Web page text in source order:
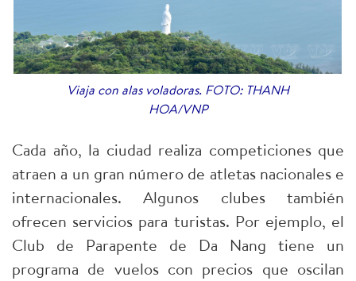
Viaja con alas voladoras. FOTO: THANH
HOA/VNP
Cada año, la ciudad realiza competiciones que
atraen a un gran número de atletas nacionales e
internacionales. Algunos clubes también
ofrecen servicios para turistas. Por ejemplo, el
Club de Parapente de Da Nang tiene un
programa de vuelos con precios que oscilan